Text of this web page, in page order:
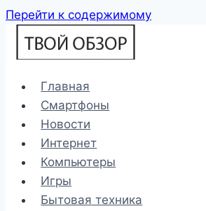
Перейти к содержимому
Главная
Смартфоны
Новости
Интернет
Компьютеры
Игры
Бытовая техника